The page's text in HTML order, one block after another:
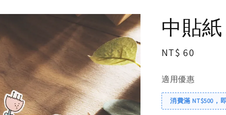
中貼
Regular
NT$ 60
適用優惠
消費滿 NT$500，